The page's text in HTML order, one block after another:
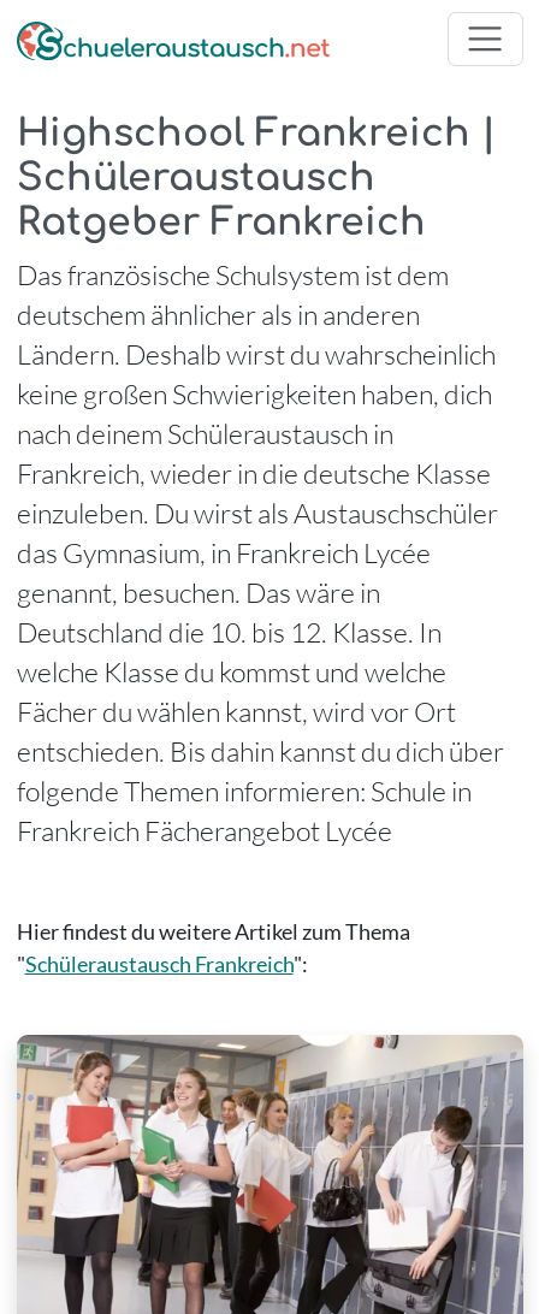
Highschool Frankreich |
Schüleraustausch
Ratgeber Frankreich
Das französische Schulsystem ist dem
deutschem ähnlicher als in anderen
Ländern. Deshalb wirst du wahrscheinlich
keine großen Schwierigkeiten haben, dich
nach deinem Schüleraustausch in
Frankreich, wieder in die deutsche Klasse
einzuleben. Du wirst als Austauschschüler
das Gymnasium, in Frankreich Lycée
genannt, besuchen. Das wäre in
Deutschland die 10. bis 12. Klasse. In
welche Klasse du kommst und welche
Fächer du wählen kannst, wird vor Ort
entschieden. Bis dahin kannst du dich über
folgende Themen informieren: Schule in
Frankreich Fächerangebot Lycée
Hier findest du weitere Artikel zum Thema
"Schüleraustausch Frankreich":